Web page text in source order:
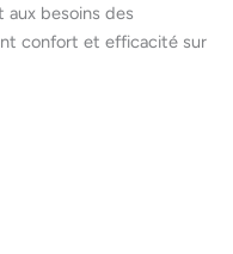
besoins des
confort et efficacité sur